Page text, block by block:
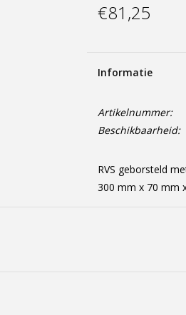
€81,25
Informatie
Artikelnummer:
Beschikbaarheid:
RVS geborsteld
300 mm x 70 mm